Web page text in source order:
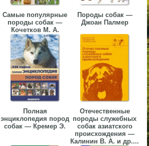
Самые популярные
породы собак —
Кочетков М. А.
Породы собак —
Джоан Палмер
Полная
энциклопедия пород
собак — Кремер Э.
Отечественные
породы служебных
собак азиатского
происхождения —
Калинин В. А. и др....